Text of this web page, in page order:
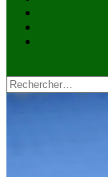
Rechercher :